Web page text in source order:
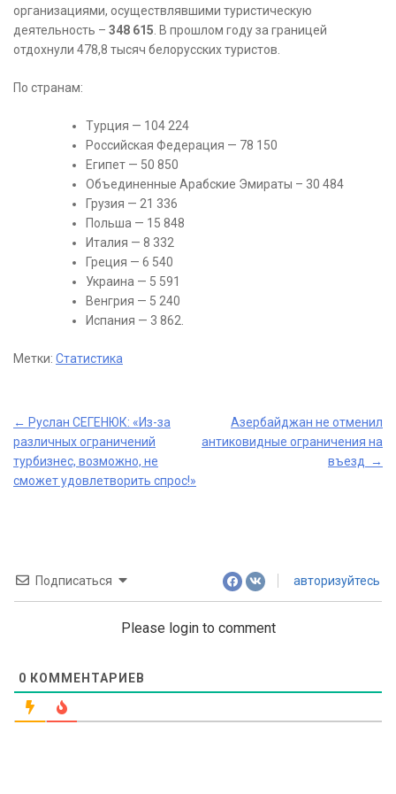
организациями, осуществлявшими туристическую
деятельность – 348 615 . В прошлом году за границей
отдохнули 478,8 тысяч белорусских туристов.
По странам:
Турция — 104 224
Российская Федерация — 78 150
Египет — 50 850
Объединенные Арабские Эмираты – 30 484
Грузия — 21 336
Польша — 15 848
Италия — 8 332
Греция — 6 540
Украина — 5 591
Венгрия — 5 240
Испания — 3 862.
Метки: Статистика
Post
navigation
← Руслан СЕГЕНЮК: «Из-за
различных ограничений
турбизнес, возможно, не
сможет удовлетворить спрос!»
Азербайджан не отменил
антиковидные ограничения на
въезд →
Подписаться авторизуйтесь
Please login to comment
0 КОММЕНТАРИЕВ